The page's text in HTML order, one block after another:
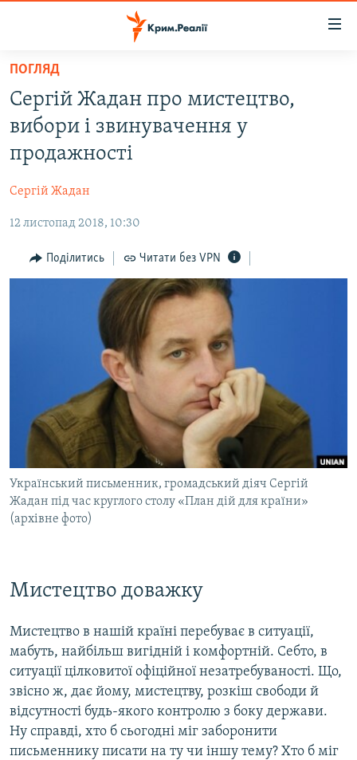
Перейти
основного
матеріалу
Перейти
до
основної
навігації
Перейти
пошуку
ВОДА.КРИМ
ВІДЕО ТА ФОТО
БЛОГИ
ПОГЛЯД
ІНТЕРВ'Ю
СПЕЦПРОЕКТИ
ВІДЕОУРОКИ «ELIFBE»
СВІДЧЕННЯ ОКУПАЦІЇ
УКРАЇНСЬКА ПРОБЛЕМА КРИМУ
ІНФОГРАФІКА
ЯК ОБІЙТИ БЛОКУВАННЯ
Qırımtatar
ДОЛУЧАЙСЯ!
ПОГЛЯД
Сергій Жадан про мистецтво,
вибори і звинувачення у
продажності
Сергій Жадан
12 листопад 2018, 10:30
Поділитись Читати без VPN
Український письменник, громадський діяч Сергій
Жадан під час круглого столу «План дій для країни»
(архівне фото)
Мистецтво доважку
Мистецтво в нашій країні перебуває в ситуації,
мабуть, найбільш вигідній і комфортній. Себто, в
ситуації цілковитої офіційної незатребуваності. Що,
звісно ж, дає йому, мистецтву, розкіш свободи й
відсутності будь-якого контролю з боку держави.
Ну справді, хто б сьогодні міг заборонити
письменнику писати на ту чи іншу тему? Хто б міг